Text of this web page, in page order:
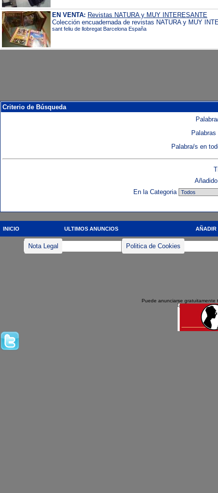
EN VENTA: Revistas NATURA y MUY INTERESANTE
Colección encuadernada de revistas NATURA y MUY
sant feliu de llobregat Barcelona España
Criterio de Búsqueda
Palabra/s en
En la Categoria
INICIO ULTIMOS ANUNCIOS AÑADIR
Nota Legal Politica de Cookies
Puede anunciarse